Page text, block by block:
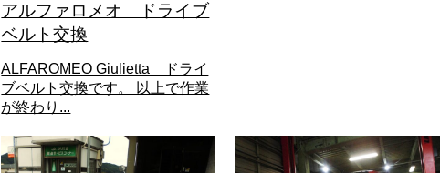
アルファロメオ ドライブ
ベルト交換
ALFAROMEO Giulietta ドライ
ブベルト交換です。 以上で作業
が終わり...